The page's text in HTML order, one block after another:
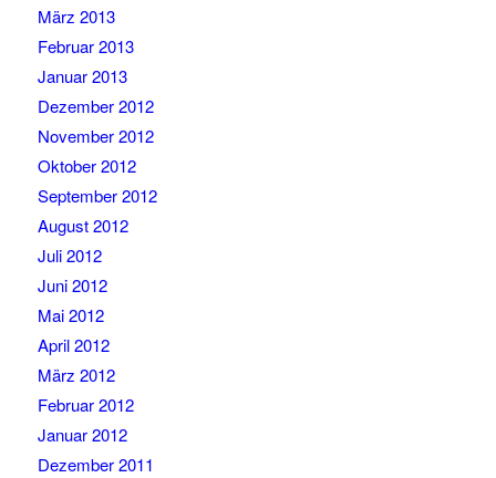
März 2013
Februar 2013
Januar 2013
Dezember 2012
November 2012
Oktober 2012
September 2012
August 2012
Juli 2012
Juni 2012
Mai 2012
April 2012
März 2012
Februar 2012
Januar 2012
Dezember 2011